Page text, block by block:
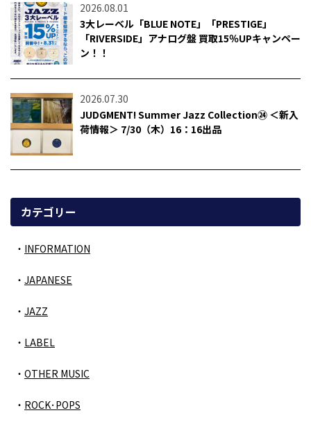
2026.08.01
3大レーベル「BLUE NOTE」「PRESTIGE」
「RIVERSIDE」アナログ盤 買取15％UPキャンペー
ン！！
2026.07.30
JUDGMENT! Summer Jazz Collection㉔ ＜新入
荷情報＞ 7/30（木）16：16出品
カテゴリー
INFORMATION
JAPANESE
JAZZ
LABEL
OTHER MUSIC
ROCK･POPS